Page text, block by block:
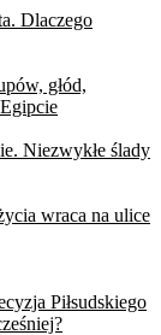
Dlaczego
głód,
Niezwykłe ślady
wraca na ulice
Piłsudskiego